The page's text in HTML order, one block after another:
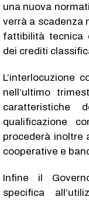
una nuova
verrà a scadenza
fattibilità tecnica
dei crediti
L’interlocuzione
nell’ultimo
caratteristiche
qualificazione
procederà inoltre
cooperative e
Infine il
specifica